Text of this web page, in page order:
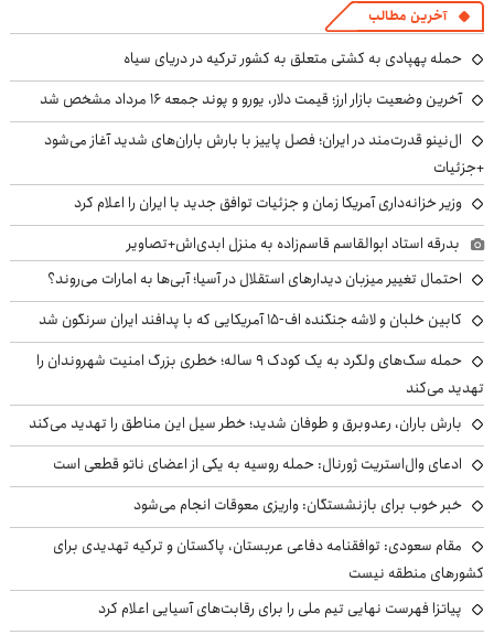
آخرین مطالب
حمله پهپادی به کشتی متعلق به کشور ترکیه در دریای سیاه
آخرین وضعیت بازار ارز؛ قیمت دلار، یورو و پوند جمعه ۱۶ مرداد مشخص شد
ال‌نینو قدرت‌مند در ایران؛ فصل پاییز با بارش باران‌های شدید آغاز می‌شود
+جزئیات
وزیر خزانه‌داری آمریکا زمان و جزئیات توافق جدید با ایران را اعلام کرد
بدرقه استاد ابوالقاسم قاسم‌زاده به منزل ابدی‌اش+تصاویر
احتمال تغییر میزبان دیدارهای استقلال در آسیا؛ آبی‌ها به امارات می‌روند؟
کابین خلبان و لاشه جنگنده اف-۱۵ آمریکایی که با پدافند ایران سرنگون شد
حمله سگ‌های ولگرد به یک کودک ۹ ساله؛ خطری بزرگ امنیت شهروندان را
تهدید می‌کند
بارش باران، رعدوبرق و طوفان شدید؛ خطر سیل این مناطق را تهدید می‌کند
ادعای وال‌استریت ژورنال: حمله روسیه به یکی از اعضای ناتو قطعی است
خبر خوب برای بازنشستگان: واریزی معوقات انجام می‌شود
مقام سعودی: توافقنامه دفاعی عربستان، پاکستان و ترکیه تهدیدی برای
کشورهای منطقه نیست
پیاتزا فهرست نهایی تیم ملی را برای رقابت‌های آسیایی اعلام کرد